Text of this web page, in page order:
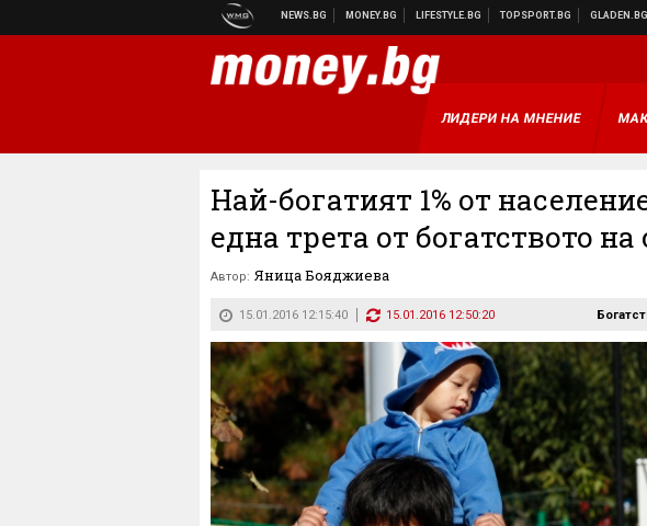
ЛИДЕРИ НА МНЕНИЕ
Най-богатият 1% от
една трета от богатството на
Автор: Яница Бояджиева
15.01.2016 12:15:40 15.01.2016 12:50:20